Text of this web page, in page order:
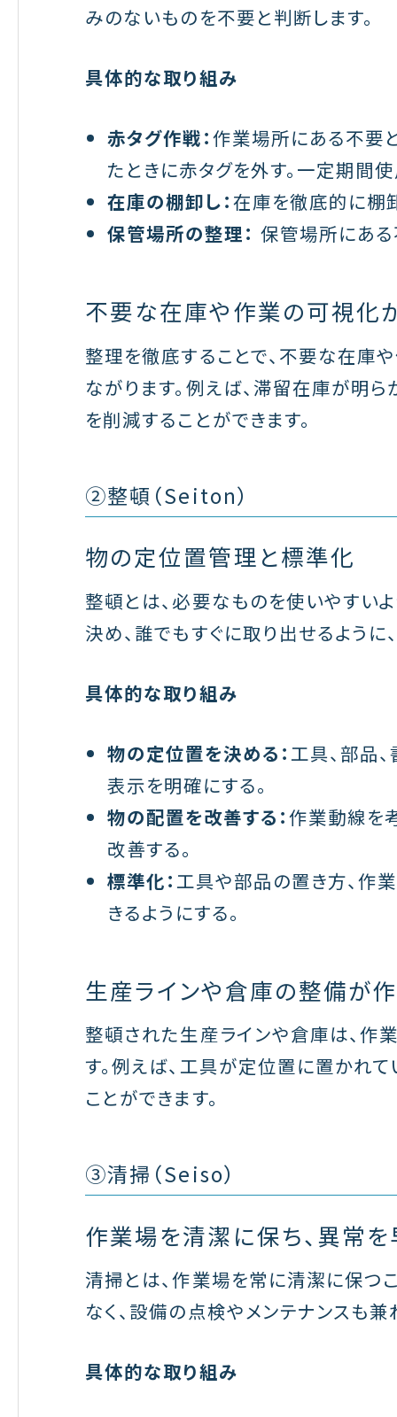
みのないものを不要と判断します。
具体的な取り組み
赤タグ作戦：作業場所にある不要
たときに赤タグを外す。一定期間
在庫の棚卸し：在庫を徹底的に棚
保管場所の整理： 保管場所にある
不要な在庫や作業の可視化
整理を徹底することで、不要な在庫
ながります。例えば、滞留在庫が明
を削減することができます。
②整頓（Seiton）
物の定位置管理と標準化
整頓とは、必要なものを使いやすい
決め、誰でもすぐに取り出せるよう
具体的な取り組み
物の定位置を決める： 工具、部品
表示を明確にする。
物の配置を改善する：作業動線を
改善する。
標準化： 工具や部品の置き方、作
きるようにする。
生産ラインや倉庫の整備が
整頓された生産ラインや倉庫は、作
す。例えば、工具が定位置に置かれ
ことができます。
③清掃（Seiso）
作業場を清潔に保ち、異常
清掃とは、作業場を常に清潔に保つ
なく、設備の点検やメンテナンスも兼
具体的な取り組み